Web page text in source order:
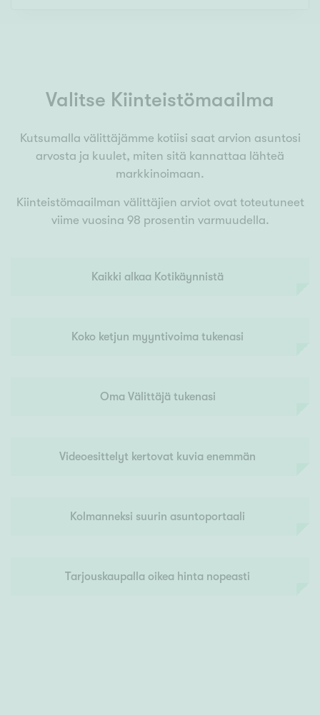
Valitse Kiinteistömaailma
Kutsumalla välittäjämme kotiisi saat arvion asuntosi
arvosta ja kuulet, miten sitä kannattaa lähteä
markkinoimaan.
Kiinteistömaailman välittäjien arviot ovat toteutuneet
viime vuosina 98 prosentin varmuudella.
Kaikki alkaa Kotikäynnistä
Koko ketjun myyntivoima tukenasi
Oma Välittäjä tukenasi
Videoesittelyt kertovat kuvia enemmän
Kolmanneksi suurin asuntoportaali
Tarjouskaupalla oikea hinta nopeasti